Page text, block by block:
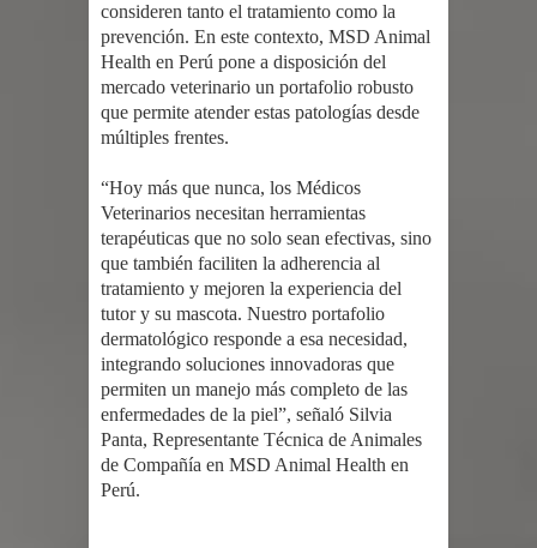
consideren tanto el tratamiento como la
prevención. En este contexto, MSD Animal
Health en Perú pone a disposición del
mercado veterinario un portafolio robusto
que permite atender estas patologías desde
múltiples frentes.
“Hoy más que nunca, los Médicos
Veterinarios necesitan herramientas
terapéuticas que no solo sean efectivas, sino
que también faciliten la adherencia al
tratamiento y mejoren la experiencia del
tutor y su mascota. Nuestro portafolio
dermatológico responde a esa necesidad,
integrando soluciones innovadoras que
permiten un manejo más completo de las
enfermedades de la piel”, señaló Silvia
Panta, Representante Técnica de Animales
de Compañía en MSD Animal Health en
Perú.